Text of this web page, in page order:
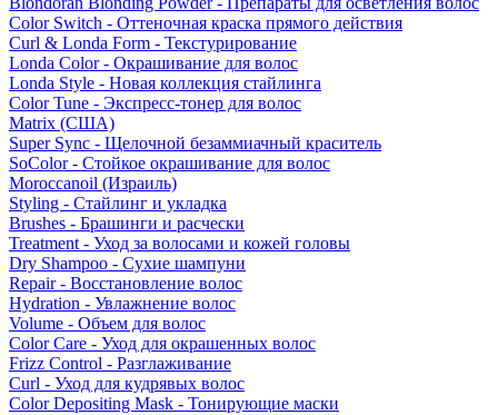
Color Switch - Оттеночная краска прямого действия
Curl & Londa Form - Текстурирование
Londa Color - Окрашивание для волос
Londa Style - Новая коллекция стайлинга
Color Tune - Экспресс-тонер для волос
Matrix (США)
Super Sync - Щелочной безаммиачный краситель
SoColor - Стойкое окрашивание для волос
Moroccanoil (Израиль)
Styling - Стайлинг и укладка
Brushes - Брашинги и расчески
Treatment - Уход за волосами и кожей головы
Dry Shampoo - Сухие шампуни
Repair - Восстановление волос
Hydration - Увлажнение волос
Volume - Объем для волос
Color Care - Уход для окрашенных волос
Frizz Control - Разглаживание
Curl - Уход для кудрявых волос
Color Depositing Mask - Тонирующие маски